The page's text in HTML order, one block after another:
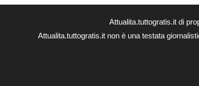
Attualita.tuttogratis.it di
Attualita.tuttogratis.it non è una testata